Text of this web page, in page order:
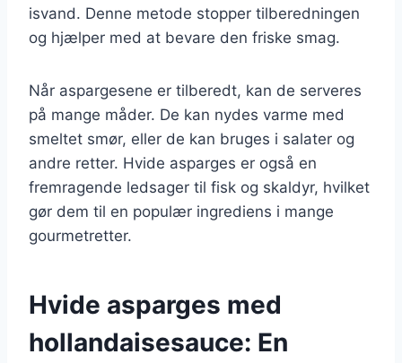
isvand. Denne metode stopper tilberedningen
og hjælper med at bevare den friske smag.
Når aspargesene er tilberedt, kan de serveres
på mange måder. De kan nydes varme med
smeltet smør, eller de kan bruges i salater og
andre retter. Hvide asparges er også en
fremragende ledsager til fisk og skaldyr, hvilket
gør dem til en populær ingrediens i mange
gourmetretter.
Hvide asparges med
hollandaisesauce: En